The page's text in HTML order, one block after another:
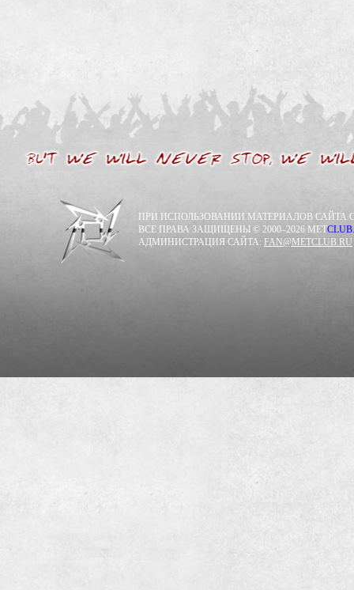
ПРИ ИСПОЛЬЗОВАНИИ МАТЕРИАЛОВ САЙТА
ВСЕ ПРАВА ЗАЩИЩЕНЫ © 2000–2026 METCLUB.
АДМИНИСТРАЦИЯ САЙТА: FAN@METCLUB.RU